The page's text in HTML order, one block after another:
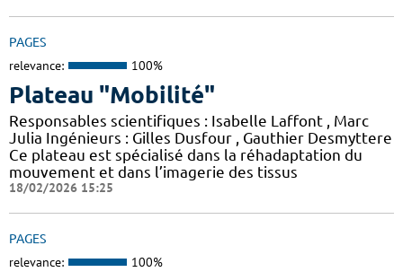
PAGES
relevance: 100%
Plateau "Mobilité"
Responsables scientifiques : Isabelle Laffont , Marc
Julia Ingénieurs : Gilles Dusfour , Gauthier Desmyttere
Ce plateau est spécialisé dans la réhadaptation du
mouvement et dans l’imagerie des tissus
18/02/2026 15:25
PAGES
relevance: 100%